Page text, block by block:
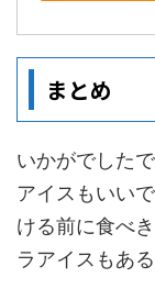
まとめ
いかがでした
アイスもいい
ける前に食べ
ラアイスもあ